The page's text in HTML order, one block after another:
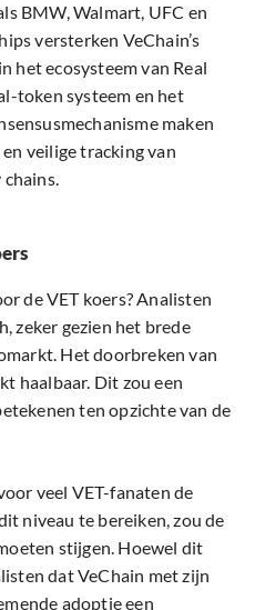
BMW, Walmart, UFC en
versterken VeChain’s
het ecosysteem van Real
token systeem en het
maken
veilige tracking van
de VET koers? Analisten
zeker gezien het brede
Het doorbreken van
haalbaar. Dit zou een
ten opzichte van de
veel VET-fanaten de
niveau te bereiken, zou de
stijgen. Hoewel dit
dat VeChain met zijn
adoptie een